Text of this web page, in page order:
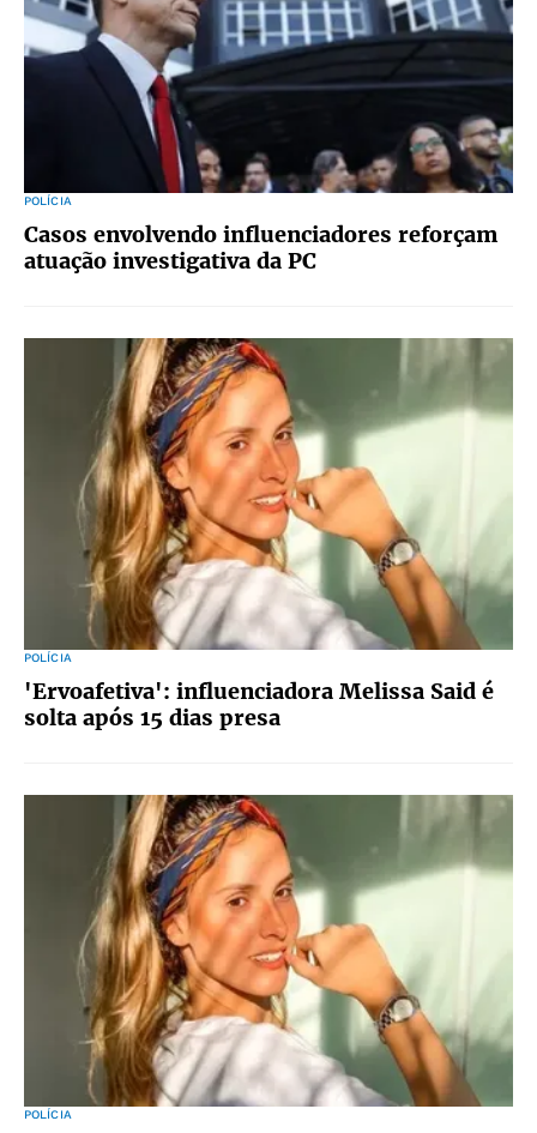
POLÍCIA
Casos envolvendo influenciadores reforçam
atuação investigativa da PC
POLÍCIA
'Ervoafetiva': influenciadora Melissa Said é
solta após 15 dias presa
POLÍCIA